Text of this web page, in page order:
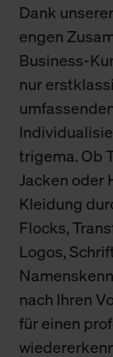
Dank
engen
Business-
nur
trigema. Ob
Jacken oder
Kleidung
Flocks,
Logos,
nach Ihren
für einen